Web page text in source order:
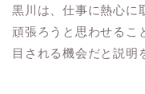
黒川は、仕事に熱心に
頑張ろうと思わせるこ
目される機会だと説明